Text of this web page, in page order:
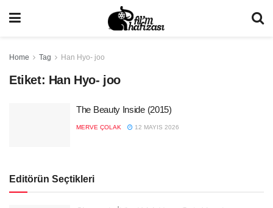
Home Tag Han Hyo- joo
Etiket: Han Hyo- joo
The Beauty Inside (2015)
MERVE ÇOLAK 12 MAYIS 2026
Editörün Seçtikleri